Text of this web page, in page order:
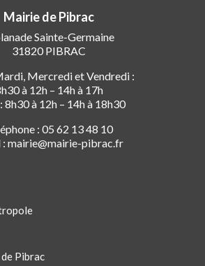
Mairie de Pibrac
Sainte-Germaine
31820 PIBRAC
Mercredi et Vendredi :
à 12h – 14h à 17h
8h30 à 12h – 14h à 18h30
: 05 62 13 48 10
: mairie@mairie-pibrac.fr
Pibrac